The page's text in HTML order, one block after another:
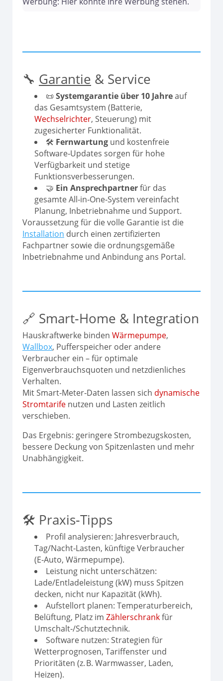
🔧 Garantie & Service
📜 Systemgarantie über 10 Jahreauf
das Gesamtsystem (Batterie,
Wechselrichter, Steuerung) mit
zugesicherter Funktionalität.
🛠️ Fernwartung und kostenfreie
Software‑Updates sorgen für hohe
Verfügbarkeit und stetige
Funktionsverbesserungen.
🤝 Ein Ansprechpartnerfür das
gesamte All‑in‑One‑System vereinfacht
Planung, Inbetriebnahme und Support.
Voraussetzung für die volle Garantie ist die
Installation durch einen zertifizierten
Fachpartner sowie die ordnungsgemäße
Inbetriebnahme und Anbindung ans Portal.
🔗 Smart‑Home & Integration
Hauskraftwerke binden Wärmepumpe,
Wallbox, Pufferspeicher oder andere
Verbraucher ein – für optimale
Eigenverbrauchsquoten und netzdienliches
Verhalten.
Mit Smart‑Meter‑Daten lassen sich dynamische
Stromtarife nutzen und Lasten zeitlich
verschieben.
Das Ergebnis: geringere Strombezugskosten,
bessere Deckung von Spitzenlasten und mehr
Unabhängigkeit.
🛠 Praxis‑Tipps
Profil analysieren: Jahresverbrauch,
Tag/Nacht‑Lasten, künftige Verbraucher
(E‑Auto, Wärmepumpe).
Leistung nicht unterschätzen:
Lade/Entladeleistung (kW) muss Spitzen
decken, nicht nur Kapazität (kWh).
Aufstellort planen: Temperaturbereich,
Belüftung, Platz im Zählerschrankfür
Umschalt‑/Schutztechnik.
Software nutzen: Strategien für
Wetterprognosen, Tariffenster und
Prioritäten (z. B. Warmwasser, Laden,
Heizen).